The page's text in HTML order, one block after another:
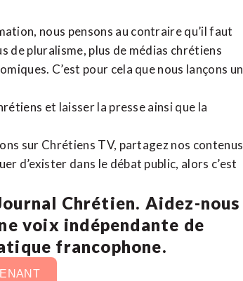
nous pensons au contraire qu’il faut
de pluralisme, plus de médias chrétiens
C’est pour cela que nous lançons un
et laisser la presse ainsi que la
sur Chrétiens TV, partagez nos contenus
d’exister dans le débat public, alors c’est
Chrétien. Aidez-nous
voix indépendante de
francophone.